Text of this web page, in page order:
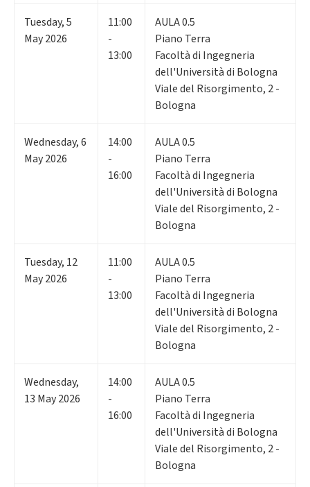
Tuesday,5
May 2026
11:00
-
13:00
AULA 0.5
Piano Terra
Facoltà di Ingegneria
dell'Università di Bologna
Viale del Risorgimento, 2 -
Bologna
Wednesday,6
May 2026
14:00
-
16:00
AULA 0.5
Piano Terra
Facoltà di Ingegneria
dell'Università di Bologna
Viale del Risorgimento, 2 -
Bologna
Tuesday, 12
May 2026
11:00
-
13:00
AULA 0.5
Piano Terra
Facoltà di Ingegneria
dell'Università di Bologna
Viale del Risorgimento, 2 -
Bologna
Wednesday,
13 May 2026
14:00
-
16:00
AULA 0.5
Piano Terra
Facoltà di Ingegneria
dell'Università di Bologna
Viale del Risorgimento, 2 -
Bologna